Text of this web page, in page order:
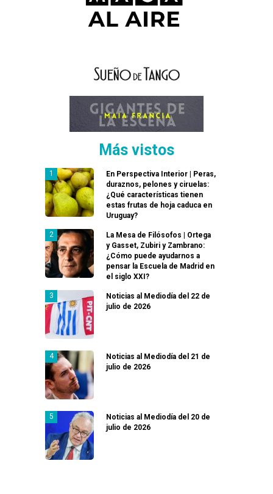
Más vistos
En Perspectiva Interior | Peras,
duraznos, pelones y ciruelas:
¿Qué características tienen
estas frutas de hoja caduca en
Uruguay?
La Mesa de Filósofos | Ortega
y Gasset, Zubiri y Zambrano:
¿Cómo puede ayudarnos a
pensar la Escuela de Madrid en
el siglo XXI?
Noticias al Mediodía del 22 de
julio de 2026
Noticias al Mediodía del 21 de
julio de 2026
Noticias al Mediodía del 20 de
julio de 2026